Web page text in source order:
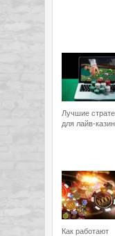
Лучшие
для лайв-
Как работают